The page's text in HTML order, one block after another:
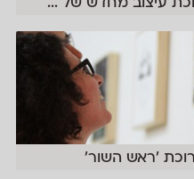
עיצוב מחדש של...
׳ראש השור׳